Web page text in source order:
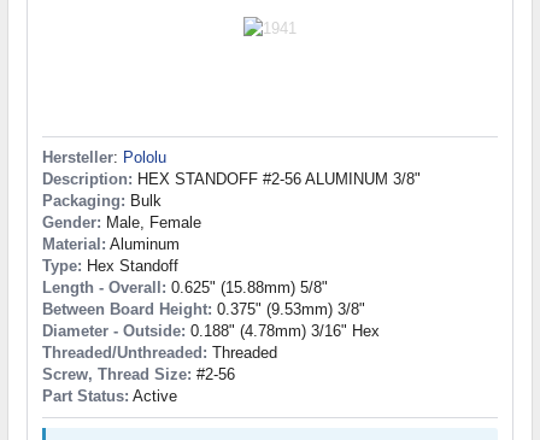
Hersteller: Pololu
Description: HEX STANDOFF #2-56 ALUMINUM 3/8"
Packaging: Bulk
Gender: Male, Female
Material: Aluminum
Type: Hex Standoff
Length - Overall: 0.625" (15.88mm) 5/8"
Between Board Height: 0.375" (9.53mm) 3/8"
Diameter - Outside: 0.188" (4.78mm) 3/16" Hex
Threaded/Unthreaded: Threaded
Screw, Thread Size: #2-56
Part Status: Active